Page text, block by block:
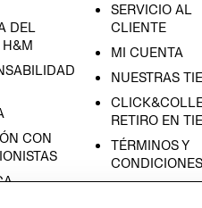
DEL
H&M
CON
SERVICIO AL
CLIENTE
MI CUENTA
NUESTRAS
RETIRO EN
TÉRMINOS Y
CONDICIONES